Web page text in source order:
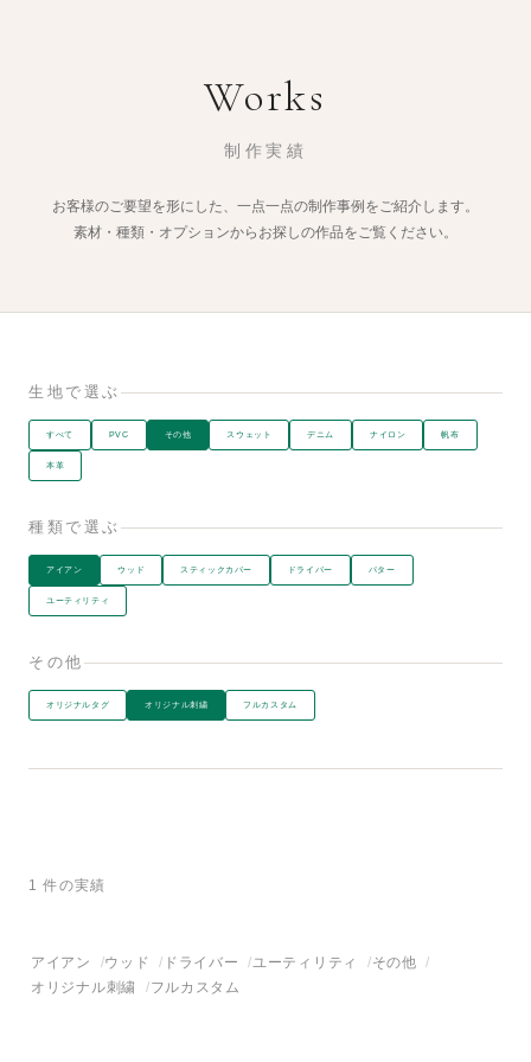
Works
制作実績
お客様のご要望を形にした、一点一点の制作事例をご紹介します。
素材・種類・オプションからお探しの作品をご覧ください。
生地で選ぶ
すべて PVC その他 スウェット デニム ナイロン 帆布
本革
種類で選ぶ
アイアン ウッド スティックカバー ドライバー パター
ユーティリティ
その他
オリジナルタグ オリジナル刺繍 フルカスタム
1 件の実績
アイアン ウッド ドライバー ユーティリティ
その他
オリジナル刺繍
フルカスタム